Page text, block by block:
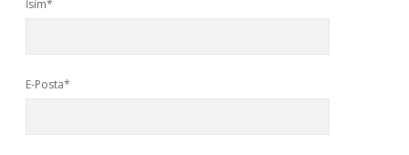
İsim*
E-Posta*